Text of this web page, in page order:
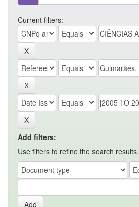
Current filters:
Add filters:
Use filters to refine the search results.